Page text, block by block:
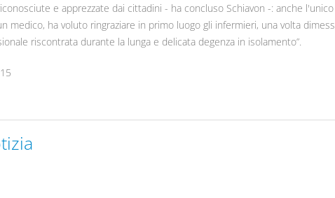
e apprezzate dai cittadini - ha concluso Schiavon -: anche
medico, ha voluto ringraziare in primo luogo gli infermieri, una volta
riscontrata durante la lunga e delicata degenza in isolamento”.